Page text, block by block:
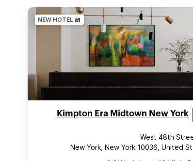
NEW HOTEL
Kimpton Era Midtown New York
New York, New York 10036, United